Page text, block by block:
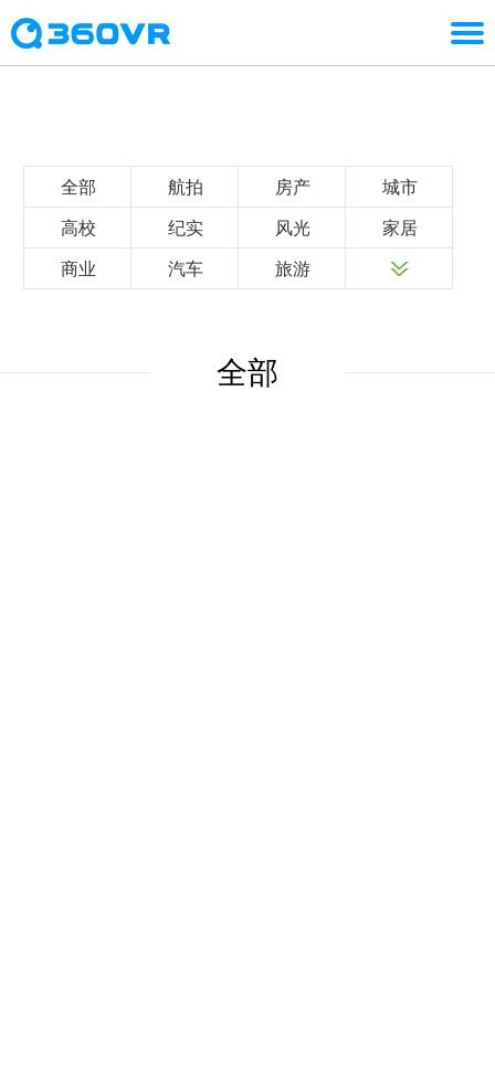
全部 航拍 房产 城市
高校 纪实 风光 家居
商业 汽车 旅游
全部